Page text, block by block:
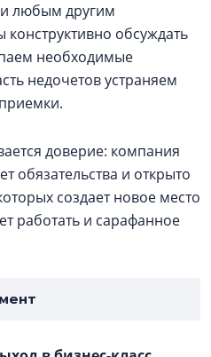
любым другим
обсуждать
необходимые
недочетов устраняем
доверие: компания
обязательства и открыто
создает новое место
работать и сарафанное